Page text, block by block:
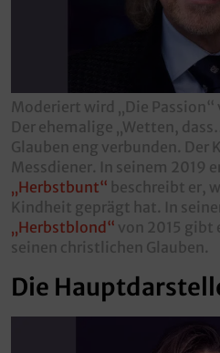
Moderiert wird „Die
Der ehemalige „Wetten,
Glauben eng verbunden. Der
Messdiener. In seinem 2019
„Herbstbunt“ beschreibt er,
Kindheit geprägt hat. In
„Herbstblond“ von 2015 gibt
seinen christlichen Glauben.
Die